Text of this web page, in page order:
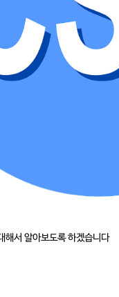
해서 알아보도록 하겠습니다